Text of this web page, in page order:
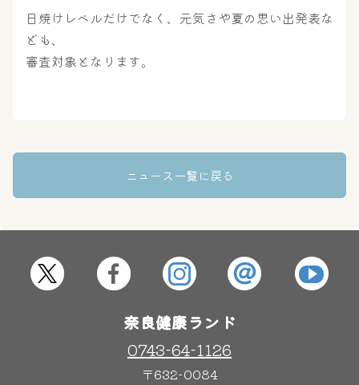
はしゃきっズ
日焼けレベルだけでなく、元気さや夏の思い出発表な
ども、
審査対象となります。
ニュース一覧に戻る
奈良健康ランド
0743-64-1126
〒632-0084